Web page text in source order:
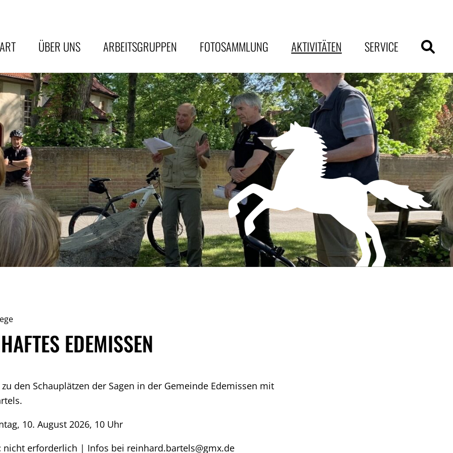
ÜBER UNS ARBEITSGRUPPEN FOTOSAMMLUNG AKTIVITÄTEN SERVICE
EDEMISSEN
den Schauplätzen der Sagen in der Gemeinde Edemissen mit
10. August 2026, 10 Uhr
nicht erforderlich | Infos bei reinhard.bartels@gmx.de